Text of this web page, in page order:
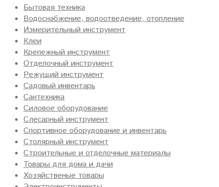
Бытовая техника
Водоснабжение, водоотведение, отопление
Измерительный инструмент
Клеи
Крепежный инструмент
Отделочный инструмент
Режущий инструмент
Садовый инвентарь
Сантехника
Силовое оборудование
Слесарный инструмент
Спортивное оборудование и инвентарь
Столярный инструмент
Строительные и отделочные материалы
Товары для дома и дачи
Хозяйственые товары